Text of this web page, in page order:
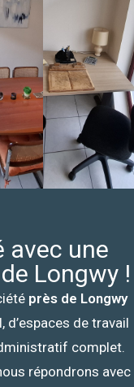
avec une
Longwy !
près de Longwy
d’espaces de travail
complet.
répondrons avec